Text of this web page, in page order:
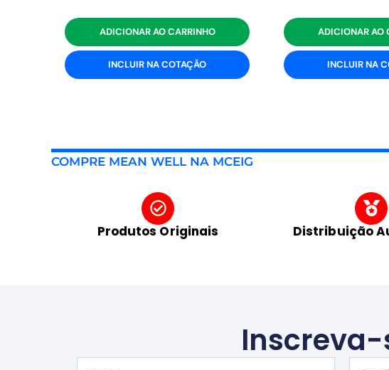
ADICIONAR AO CARRINHO
INCLUIR NA COTAÇÃO
ADICIONAR AO
INCLUIR NA
COMPRE MEAN WELL NA MCEIG
Produtos Originais Distribuição
Inscreva-